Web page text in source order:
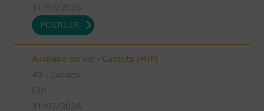
31/07/2026
POSTULER
Auxiliaire de vie - Castets (H/F)
40 - Landes
CDI
31/07/2026